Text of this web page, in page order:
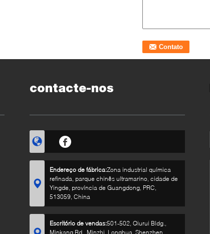
contacte-nos
Endereço de fábrica:Zona industrial química
refinada, parque chinês ultramarino, cidade de
Yingde, província de Guangdong, PRC,
513059, China
Escritório de vendas:501-502, Qiurui Bldg.,
Minkang Rd., Minzhi, Longhua, Shenzhen,